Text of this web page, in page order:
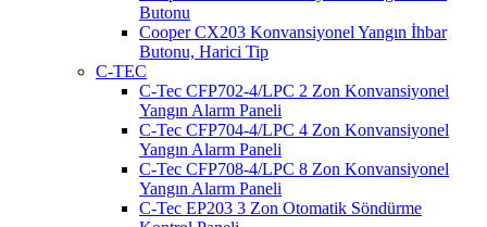
Butonu
Cooper CX203 Konvansiyonel Yangın İhbar
Butonu, Harici Tip
C-TEC
C-Tec CFP702-4/LPC 2 Zon Konvansiyonel
Yangın Alarm Paneli
C-Tec CFP704-4/LPC 4 Zon Konvansiyonel
Yangın Alarm Paneli
C-Tec CFP708-4/LPC 8 Zon Konvansiyonel
Yangın Alarm Paneli
C-Tec EP203 3 Zon Otomatik Söndürme